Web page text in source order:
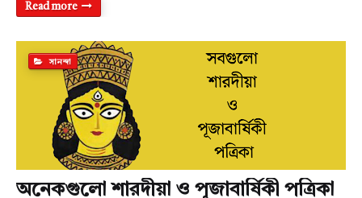
Read more
সানন্দা
অনেকগুলো শারদীয়া ও পূজাবার্ষিকী পত্রিকা